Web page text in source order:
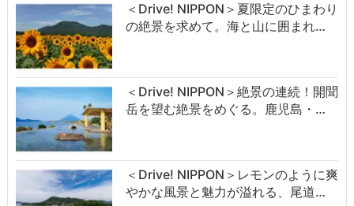
＜Drive! NIPPON＞夏限定のひまわり
の絶景を求めて。海と山に囲まれ…
＜Drive! NIPPON＞絶景の連続！開聞
岳を望む絶景をめぐる。鹿児島・…
＜Drive! NIPPON＞レモンのように爽
やかな風景と魅力が溢れる、尾道…